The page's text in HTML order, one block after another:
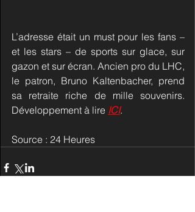
L’adresse était un must pour les fans –
et les stars – de sports sur glace, sur
gazon et sur écran. Ancien pro du LHC,
le patron, Bruno Kaltenbacher, prend
sa retraite riche de mille souvenirs.
Développement à lire ICI.
Source : 24 Heures